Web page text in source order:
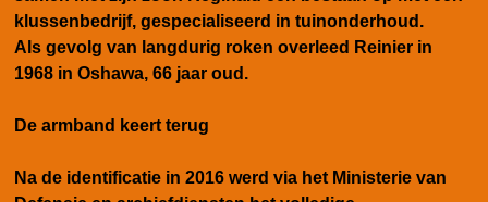
klussenbedrijf, gespecialiseerd in tuinonderhoud.
Als gevolg van langdurig roken overleed Reinier in
1968 in Oshawa, 66 jaar oud.
De armband keert terug
Na de identificatie in 2016 werd via het Ministerie van